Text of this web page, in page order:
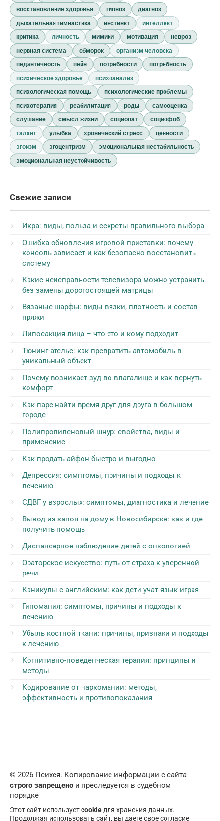
восстановление здоровья
гипноз
диагноз
дыхательная гимнастика
инстинкт
интеллект
критика
личность мимики мотивация
невроз
нервная система
обморок
организм человека
педантичность
пейн потребности
потребность
психическое здоровье
психоанализ
психологическая помощь
психологические проблемы
психотерапия
реабилитация роды
самооценка
слушание
смысл жизни социопат
социофоб
талант
улыбка хронический стресс
ценности
эгоизм
эгоцентризм
эмоциональная нестабильность
эмоциональная неустойчивость
Свежие записи
Икра: виды, польза и секреты правильного выбора
Ошибка обновления игровой приставки: почему
консоль зависает и как безопасно восстановить
систему
Какие неисправности телевизора можно устранить
без замены дорогостоящей матрицы
Вязаные шарфы: виды вязки, плотность и состав
пряжи
Липосакция лица – что это и кому подходит
Тюнинг-ателье: как превратить автомобиль в
уникальный объект
Почему возникает зуд во влагалище и как вернуть
комфорт
Как паре найти время друг для друга в большом
городе
Полипропиленовый шнур: свойства, виды и
применение
Как продать айфон быстро и выгодно
Депрессия: симптомы, причины и подходы к
лечению
СДВГ у взрослых: симптомы, диагностика и лечение
Вывод из запоя на дому в Новосибирске: как и где
получить помощь
Диспансерное наблюдение детей с онкологией
Ораторское искусство: путь от страха к уверенной
речи
Каникулы с английским: как дети учат язык играя
Гипомания: симптомы, причины и подходы к
лечению
Убыль костной ткани: причины, признаки и подходы
к лечению
Когнитивно-поведенческая терапия: принципы и
методы
Кодирование от наркомании: методы,
эффективность и противопоказания
© 2026 Психея. Копирование информации с сайта
строго запрещено и преследуется в судебном
порядке
Этот сайт используетcookie для хранения данных.
Продолжая использовать сайт, вы даете свое согласие